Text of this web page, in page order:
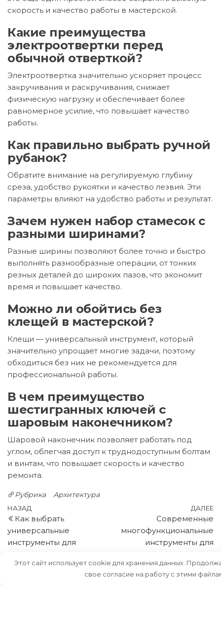
скорость и качество работы в мастерской.
Какие преимущества
электроотвертки перед
обычной отверткой?
Электроотвертка значительно ускоряет процесс
закручивания и раскручивания, снижает
физическую нагрузку и обеспечивает более
равномерное усилие, что повышает качество
работы.
Как правильно выбрать ручной
рубанок?
Обратите внимание на регулируемую глубину
среза, удобство рукоятки и качество лезвия. Эти
параметры влияют на удобство работы и результат.
Зачем нужен набор стамесок с
разными ширинами?
Разные ширины позволяют более точно и быстро
выполнять разнообразные операции, от тонких
резных деталей до широких пазов, что экономит
время и повышает качество.
Можно ли обойтись без
клещей в мастерской?
Клещи — универсальный инструмент, который
значительно упрощает многие задачи, поэтому
обходиться без них не рекомендуется для
профессиональной работы.
В чем преимущество
шестигранных ключей с
шаровым наконечником?
Шаровой наконечник позволяет работать под
углом, облегчая доступ к труднодоступным болтам
и винтам, что повышает скорость и качество
ремонта.
Рубрика Архитектура
Навигация
по
записям
Предыдущая
запись
НАЗАД
Как выбрать
универсальные
инструменты для
экспер
ДАЛЕЕ
Современные
многофункциональные
инструменты для
Этот сайт использует cookie для хранения данных.
свое согласие на работу с этими